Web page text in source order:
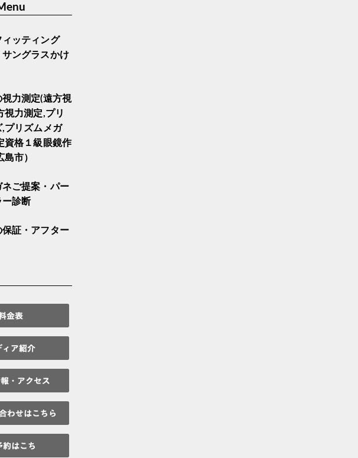
ィッティング
サングラスかけ
視力測定(遠方視
視力測定,プリ
,プリズムメガ
資格１級眼鏡作
市）
ご提案・パー
ー診断
保証・アフター